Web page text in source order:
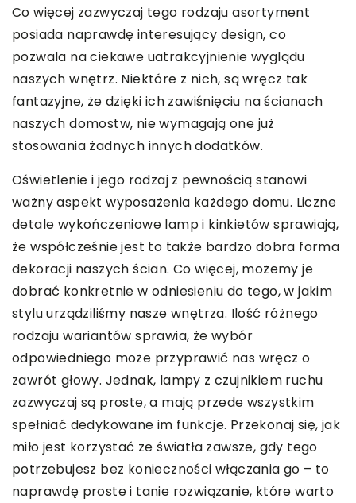
Co więcej zazwyczaj tego rodzaju asortyment
posiada naprawdę interesujący design, co
pozwala na ciekawe uatrakcyjnienie wyglądu
naszych wnętrz. Niektóre z nich, są wręcz tak
fantazyjne, że dzięki ich zawiśnięciu na ścianach
naszych domostw, nie wymagają one już
stosowania żadnych innych dodatków.
Oświetlenie i jego rodzaj z pewnością stanowi
ważny aspekt wyposażenia każdego domu. Liczne
detale wykończeniowe lamp i kinkietów sprawiają,
że współcześnie jest to także bardzo dobra forma
dekoracji naszych ścian. Co więcej, możemy je
dobrać konkretnie w odniesieniu do tego, w jakim
stylu urządziliśmy nasze wnętrza. Ilość różnego
rodzaju wariantów sprawia, że wybór
odpowiedniego może przyprawić nas wręcz o
zawrót głowy. Jednak, lampy z czujnikiem ruchu
zazwyczaj są proste, a mają przede wszystkim
spełniać dedykowane im funkcje. Przekonaj się, jak
miło jest korzystać ze światła zawsze, gdy tego
potrzebujesz bez konieczności włączania go – to
naprawdę proste i tanie rozwiązanie, które warto